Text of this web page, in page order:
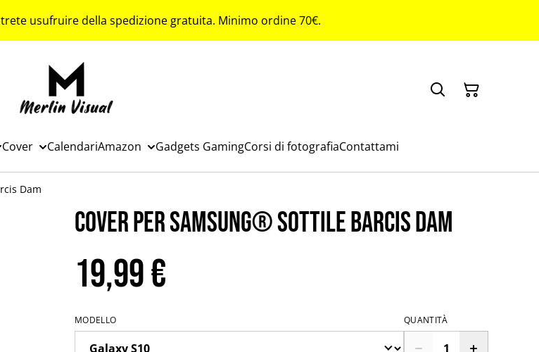
usufruire della spedizione gratuita. Minimo ordine 70€.
Cover CalendariAmazon Gadgets GamingCorsi di fotografiaContattami
Dam
Cover per Samsung® sottile Barcis Dam
19,99 €
MODELLO QUANTITÀ